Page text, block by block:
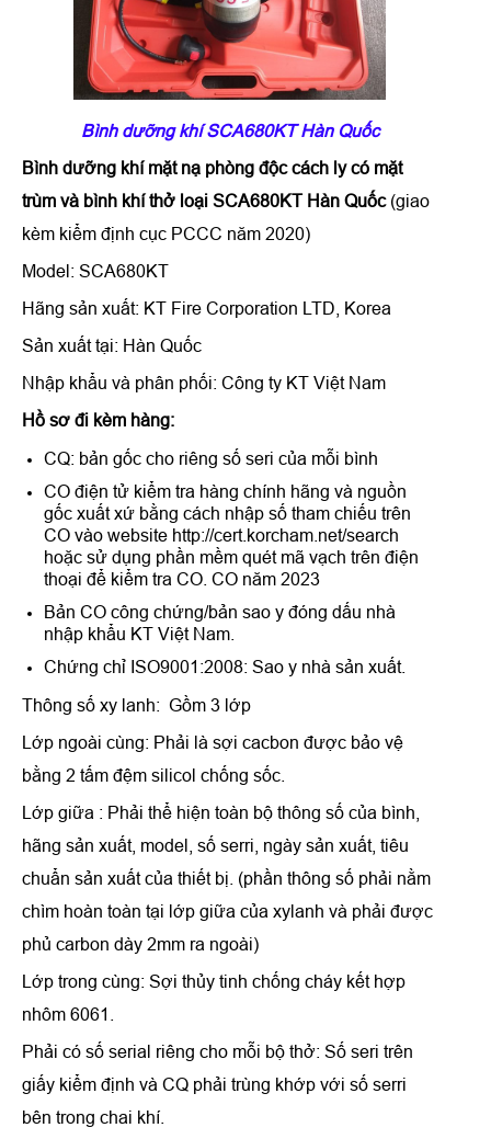
Bình dưỡng khí SCA680KT Hàn Quốc
Bình dưỡng khí mặt nạ phòng độc cách ly có mặt
trùm và bình khí thở loại SCA680KT Hàn Quốc (giao
kèm kiểm định cục PCCC năm 2020)
Model: SCA680KT
Hãng sản xuất: KT Fire Corporation LTD, Korea
Sản xuất tại: Hàn Quốc
Nhập khẩu và phân phối: Công ty KT Việt Nam
Hồ sơ đi kèm hàng:
CQ: bản gốc cho riêng số seri của mỗi bình
CO điện tử kiểm tra hàng chính hãng và nguồn
gốc xuất xứ bằng cách nhập số tham chiếu trên
CO vào website http://cert.korcham.net/search
hoặc sử dụng phần mềm quét mã vạch trên điện
thoại để kiểm tra CO. CO năm 2023
Bản CO công chứng/bản sao y đóng dấu nhà
nhập khẩu KT Việt Nam.
Chứng chỉ ISO9001:2008: Sao y nhà sản xuất.
Thông số xy lanh: Gồm 3 lớp
Lớp ngoài cùng: Phải là sợi cacbon được bảo vệ
bằng 2 tấm đệm silicol chống sốc.
Lớp giữa : Phải thể hiện toàn bộ thông số của bình,
hãng sản xuất, model, số serri, ngày sản xuất, tiêu
chuẩn sản xuất của thiết bị. (phần thông số phải nằm
chìm hoàn toàn tại lớp giữa của xylanh và phải được
phủ carbon dày 2mm ra ngoài)
Lớp trong cùng: Sợi thủy tinh chống cháy kết hợp
nhôm 6061.
Phải có số serial riêng cho mỗi bộ thở: Số seri trên
giấy kiểm định và CQ phải trùng khớp với số serri
bên trong chai khí.